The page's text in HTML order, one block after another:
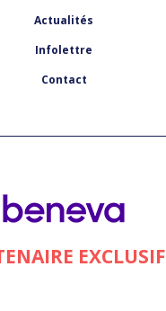
Actualités
Infolettre
Contact
EXCLUSIF